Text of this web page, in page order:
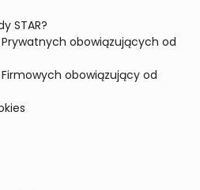
STAR?
obowiązujących od
obowiązujący od